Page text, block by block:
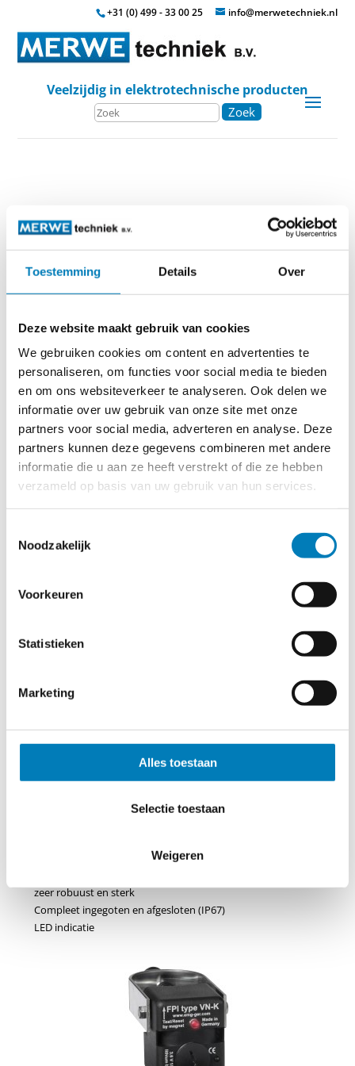
Toestemming Details Over
Deze website maakt gebruik van cookies
We gebruiken cookies om content en advertenties te
personaliseren, om functies voor social media te bieden
en om ons websiteverkeer te analyseren. Ook delen we
informatie over uw gebruik van onze site met onze
partners voor social media, adverteren en analyse. Deze
partners kunnen deze gegevens combineren met andere
informatie die u aan ze heeft verstrekt of die ze hebben
verzameld op basis van uw gebruik van hun services.
Noodzakelijk
Voorkeuren
Statistieken
Marketing
Alles toestaan
Selectie toestaan
Weigeren
+31 (0) 499 - 33 00 25 info@merwetechniek.nl
Veelzijdig in elektrotechnische producten
Zoek
Home»Indicatoren»
De kortsluitindicator kan toegepast worden in stervormige –
en ring netwerken.
De sensor is deelbaar en de aanwijzing wordt verzorgd
door een LED indicatie per fase.
De kortsluitinidkator type VN-K bestaat uit een sensor met
geïntegreerde indicatie.
Deze is voorzien van een vervangbare lithium batterij.
31.10.10
Voordelen en mogelijkheden
Een trip stroom tussen 100 A en 1500 A
De functie van het display kan getest worden m.b.v. een
– Optioneel: bij wederkerende hulpspanning
zeer robuust en sterk
Compleet ingegoten en afgesloten (IP67)
LED indicatie